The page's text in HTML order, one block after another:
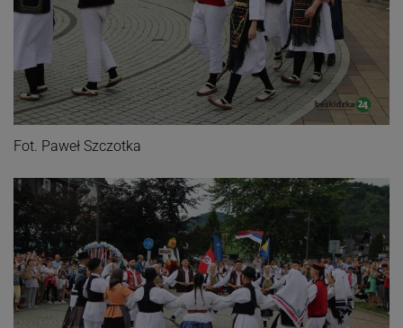
Fot. Paweł Szczotka